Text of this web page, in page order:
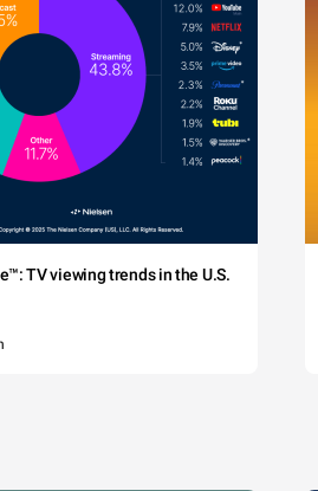
TV viewing trends in the U.S.